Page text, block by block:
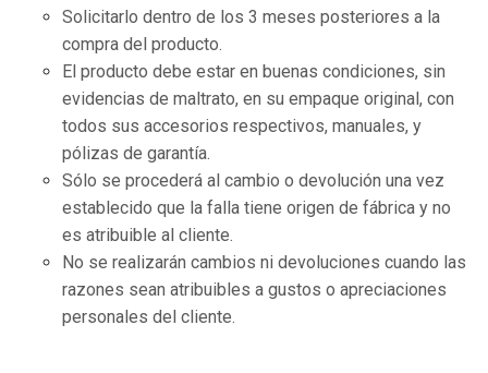
Solicitarlo dentro de los 3 meses posteriores a la
compra del producto.
El producto debe estar en buenas condiciones, sin
evidencias de maltrato, en su empaque original, con
todos sus accesorios respectivos, manuales, y
pólizas de garantía.
Sólo se procederá al cambio o devolución una vez
establecido que la falla tiene origen de fábrica y no
es atribuible al cliente.
No se realizarán cambios ni devoluciones cuando las
razones sean atribuibles a gustos o apreciaciones
personales del cliente.